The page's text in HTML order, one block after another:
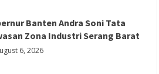
Berita Trending
Perayaan HUT Vihara
Menampilkan
Banten Andra Soni Tata
Zona Industri Serang Barat
6, 2026